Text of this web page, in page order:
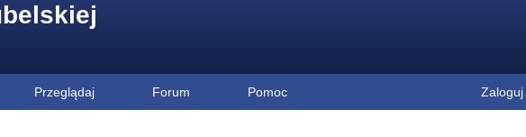
Przeglądaj Forum Pomoc Zaloguj